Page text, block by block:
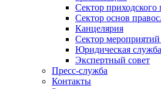
Сектор приходского
Сектор основ
Канцелярия
Сектор
Юридическая служба
Экспертный совет
Пресс-служба
Контакты